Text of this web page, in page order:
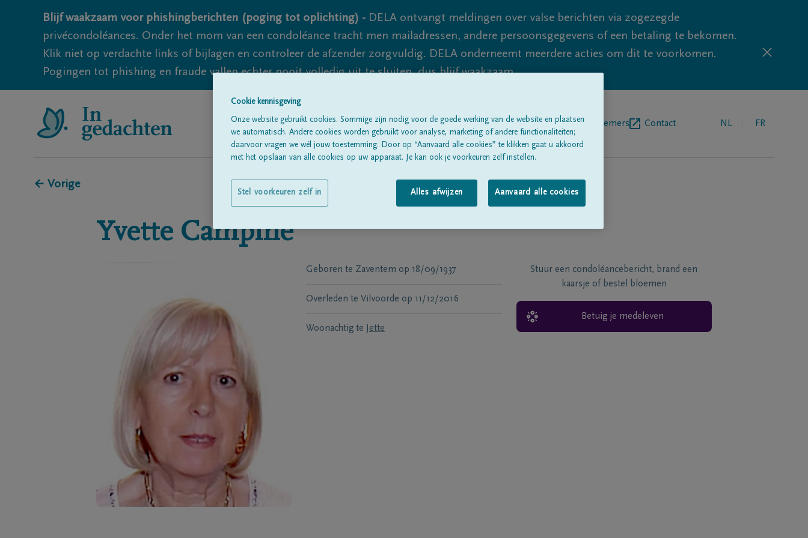
Blijf waakzaam voor phishingberichten (poging tot oplichting) - DELA ontvangt meldingen over valse berichten via zogezegde
privécondoléances. Onder het mom van een condoléance tracht men mailadressen, andere persoonsgegevens of een betaling te bekomen.
Klik niet op verdachte links of bijlagen en controleer de afzender zorgvuldig. DELA onderneemt meerdere acties om dit te voorkomen.
Pogingen tot phishing en fraude vallen echter nooit volledig uit te sluiten, dus blijf waakzaam.
Alle rouwberichtenOver onsBegrafenisondernemers Contact NL FR
← Vorige
Yvette Campine
Geboren te Zaventem op 18/09/1937
Overleden te Vilvoorde op 11/12/2016
Woonachtig te Jette
Stuur een condoléancebericht, brand een
kaarsje of bestel bloemen
Betuig je medeleven
Cookie kennisgeving
Onze website gebruikt cookies. Sommige zijn nodig voor de goede werking van de website en plaatsen
we automatisch. Andere cookies worden gebruikt voor analyse, marketing of andere functionaliteiten;
daarvoor vragen we wél jouw toestemming. Door op “Aanvaard alle cookies” te klikken gaat u akkoord
met het opslaan van alle cookies op uw apparaat. Je kan ook je voorkeuren zelf instellen.
Alles afwijzen Aanvaard alle cookies
Stel voorkeuren zelf in